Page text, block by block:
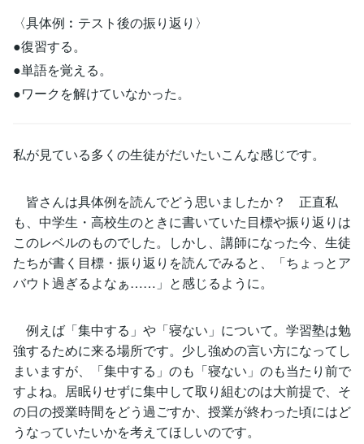
〈具体例︰テスト後の振り返り〉
●復習する。
●単語を覚える。
●ワークを解けていなかった。
私が見ている多くの生徒がだいたいこんな感じです。
皆さんは具体例を読んでどう思いましたか？ 正直私
も、中学生・高校生のときに書いていた目標や振り返りは
このレベルのものでした。しかし、講師になった今、生徒
たちが書く目標・振り返りを読んでみると、「ちょっとア
バウト過ぎるよなぁ……」と感じるように。
例えば「集中する」や「寝ない」について。学習塾は勉
強するために来る場所です。少し強めの言い方になってし
まいますが、「集中する」のも「寝ない」のも当たり前で
すよね。居眠りせずに集中して取り組むのは大前提で、そ
の日の授業時間をどう過ごすか、授業が終わった頃にはど
うなっていたいかを考えてほしいのです。